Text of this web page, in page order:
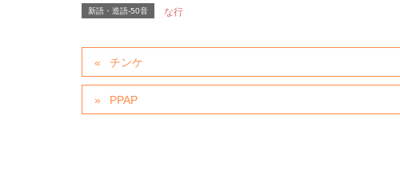
新語・造語-50音 な行
チンケ
PPAP